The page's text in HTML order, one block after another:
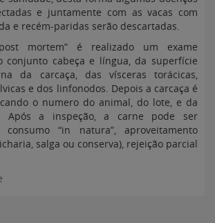
e juntamente com as vacas com
e recém-paridas serão descartadas.
mortem” é realizado um exame
conjunto cabeça e língua, da superfície
da carcaça, das vísceras torácicas,
e dos linfonodos. Depois a carcaça é
o numero do animal, do lote, e da
Após a inspeção, a carne pode ser
“in natura”, aproveitamento
salga ou conserva), rejeição parcial